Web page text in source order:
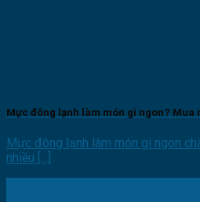
Mực đông lạnh làm món gì ngon? Mua
Mực đông lạnh làm món gì ngon
nhiều [...]